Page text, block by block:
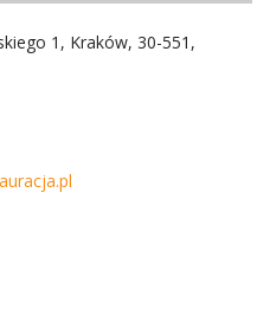
1, Kraków, 30-551,